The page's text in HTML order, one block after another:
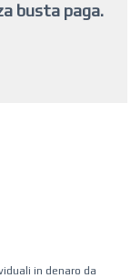
busta paga.
in denaro da